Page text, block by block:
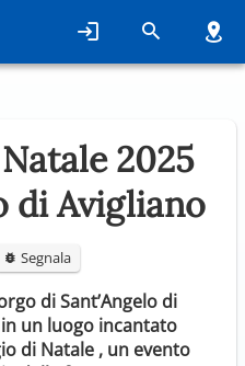
2025
di Avigliano
Segnala
di Sant’Angelo di
un luogo incantato
di Natale , un evento